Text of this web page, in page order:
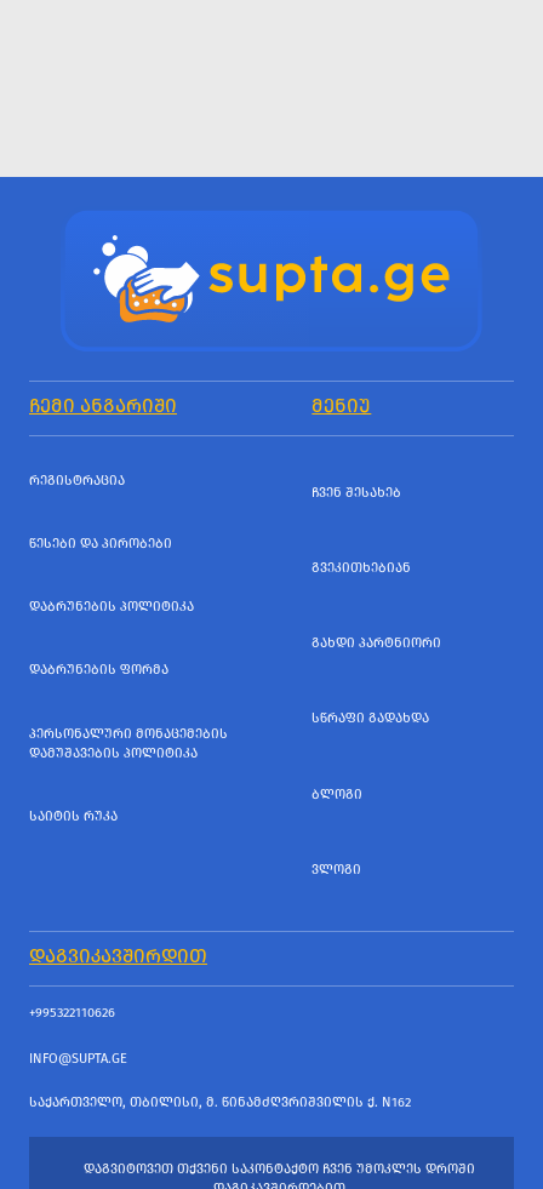
ᲩᲔᲛᲘ ᲐᲜᲒᲐᲠᲘᲨᲘ ᲛᲔᲜᲘᲣ
ᲠᲔᲒᲘᲡᲢᲠᲐᲪᲘᲐ
ᲬᲔᲡᲔᲑᲘ ᲓᲐ ᲞᲘᲠᲝᲑᲔᲑᲘ
ᲓᲐᲑᲠᲣᲜᲔᲑᲘᲡ ᲞᲝᲚᲘᲢᲘᲙᲐ
ᲓᲐᲑᲠᲣᲜᲔᲑᲘᲡ ᲤᲝᲠᲛᲐ
ᲞᲔᲠᲡᲝᲜᲐᲚᲣᲠᲘ ᲛᲝᲜᲐᲪᲔᲛᲔᲑᲘᲡ
ᲓᲐᲛᲣᲨᲐᲕᲔᲑᲘᲡ ᲞᲝᲚᲘᲢᲘᲙᲐ
ᲡᲐᲘᲢᲘᲡ ᲠᲣᲙᲐ
ᲩᲕᲔᲜ ᲨᲔᲡᲐᲮᲔᲑ
ᲒᲕᲔᲙᲘᲗᲮᲔᲑᲘᲐᲜ
ᲒᲐᲮᲓᲘ ᲞᲐᲠᲢᲜᲘᲝᲠᲘ
ᲡᲬᲠᲐᲤᲘ ᲒᲐᲓᲐᲮᲓᲐ
ᲑᲚᲝᲒᲘ
ᲕᲚᲝᲒᲘ
ᲓᲐᲒᲕᲘᲙᲐᲕᲨᲘᲠᲓᲘᲗ
+995322110626
INFO@SUPTA.GE
ᲡᲐᲥᲐᲠᲗᲕᲔᲚᲝ, ᲗᲑᲘᲚᲘᲡᲘ, Მ. ᲬᲘᲜᲐᲛᲫᲦᲕᲠᲘᲨᲕᲘᲚᲘᲡ Ქ. N162
ᲓᲐᲒᲕᲘᲢᲝᲕᲔᲗ ᲗᲥᲕᲔᲜᲘ ᲡᲐᲙᲝᲜᲢᲐᲥᲢᲝ ᲩᲕᲔᲜ ᲣᲛᲝᲙᲚᲔᲡ ᲓᲠᲝᲨᲘ